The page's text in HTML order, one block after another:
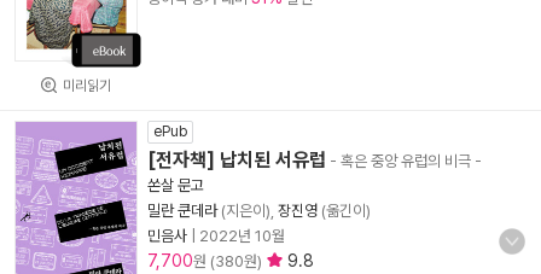
미리읽기
ePub
[전자책] 납치된 서유럽 - 혹은 중앙 유럽의 비극 -
쏜살 문고
밀란 쿤데라(지은이), 장진영 (옮긴이)
민음사
2022년 10월
7,700원 (380원) 9.8